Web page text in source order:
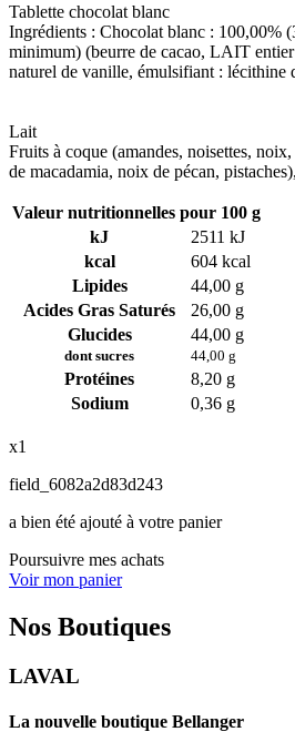
Tablette chocolat blanc
Ingrédients : Chocolat blanc : 100,00%
minimum) (beurre de cacao, LAIT
naturel de vanille, émulsifiant : lécithine
Lait
Fruits à coque (amandes, noisettes,
de macadamia, noix de pécan,
Valeur nutritionnelles pour 100 g
kJ
2511 kJ
kcal
604 kcal
Lipides
44,00 g
Acides Gras Saturés
26,00 g
Glucides
dont sucres
44,00 g
44,00 g
Protéines
8,20 g
Sodium
0,36 g
x1
field_6082a2d83d243
a bien été ajouté à votre panier
Poursuivre mes achats
Voir mon panier
Nos Boutiques
LAVAL
La nouvelle boutique Bellanger